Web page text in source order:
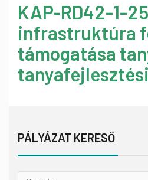
KAP-RD42-1-
infrastruktúra
támogatása
PÁLYÁZAT KERESŐ